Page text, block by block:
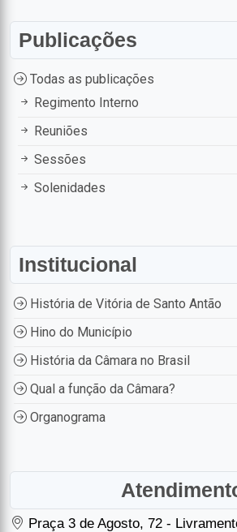
Publicações
Todas as publicações
Regimento Interno
Reuniões
Sessões
Solenidades
Institucional
História de Vitória de Santo Antão
Hino do Município
História da Câmara no Brasil
Qual a função da Câmara?
Organograma
Praça 3 de Agosto, 72 -